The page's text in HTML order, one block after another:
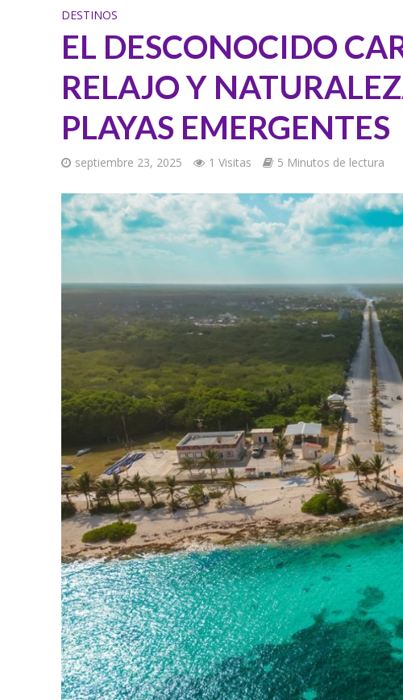
DESTINOS
EL DESCONOCIDO
RELAJO Y
PLAYAS EMERGENTES
septiembre 23, 2025 1 Visitas 5 Minutos de lectura